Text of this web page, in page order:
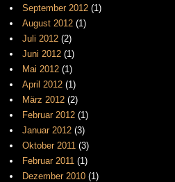
September 2012 (1)
August 2012 (1)
Juli 2012 (2)
Juni 2012 (1)
Mai 2012 (1)
April 2012 (1)
März 2012 (2)
Februar 2012 (1)
Januar 2012 (3)
Oktober 2011 (3)
Februar 2011 (1)
Dezember 2010 (1)